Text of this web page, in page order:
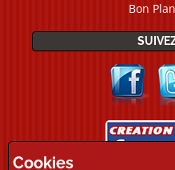
Bon
Cookies